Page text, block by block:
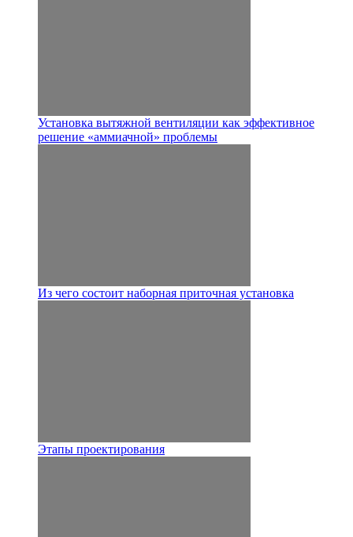
Установка вытяжной вентиляции как эффективное
решение «аммиачной» проблемы
Из чего состоит наборная приточная установка
Этапы проектирования